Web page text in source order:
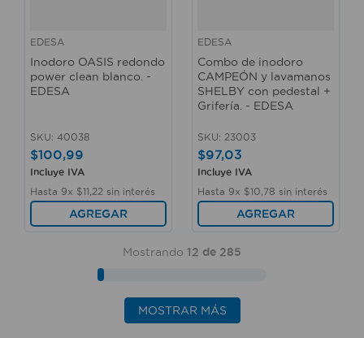
EDESA
Inodoro OASIS redondo
power clean blanco. -
EDESA
SKU: 40038
$100,99
Incluye IVA
Hasta 9x $11 22 sin interés
AGREGAR
EDESA
Combo de inodoro
CAMPEÓN y lavamanos
SHELBY con pedestal +
Grifería. - EDESA
SKU: 23003
$97,03
Incluye IVA
Hasta 9x $10 78 sin interés
AGREGAR
Mostrando 12 de 285
MOSTRAR MÁS